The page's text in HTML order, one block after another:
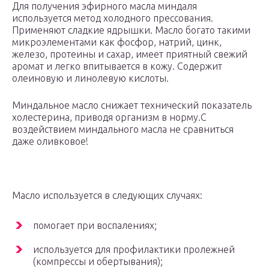
Для получения эфирного масла миндаля
используется метод холодного прессования.
Применяют сладкие ядрышки. Масло богато такими
микроэлементами как фосфор, натрий, цинк,
железо, протеины и сахар, имеет приятный свежий
аромат и легко впитывается в кожу. Содержит
олеиновую и линолевую кислоты.
Миндальное масло снижает технический показатель
холестерина, приводя организм в норму.С
воздействием миндального масла не сравниться
даже оливковое!
Масло используется в следующих случаях:
помогает при воспалениях;
используется для профилактики пролежней
(компрессы и обертывания);